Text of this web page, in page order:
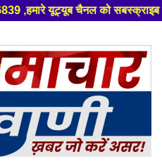
सबस्क्राइब करें, साथ मे हमारे